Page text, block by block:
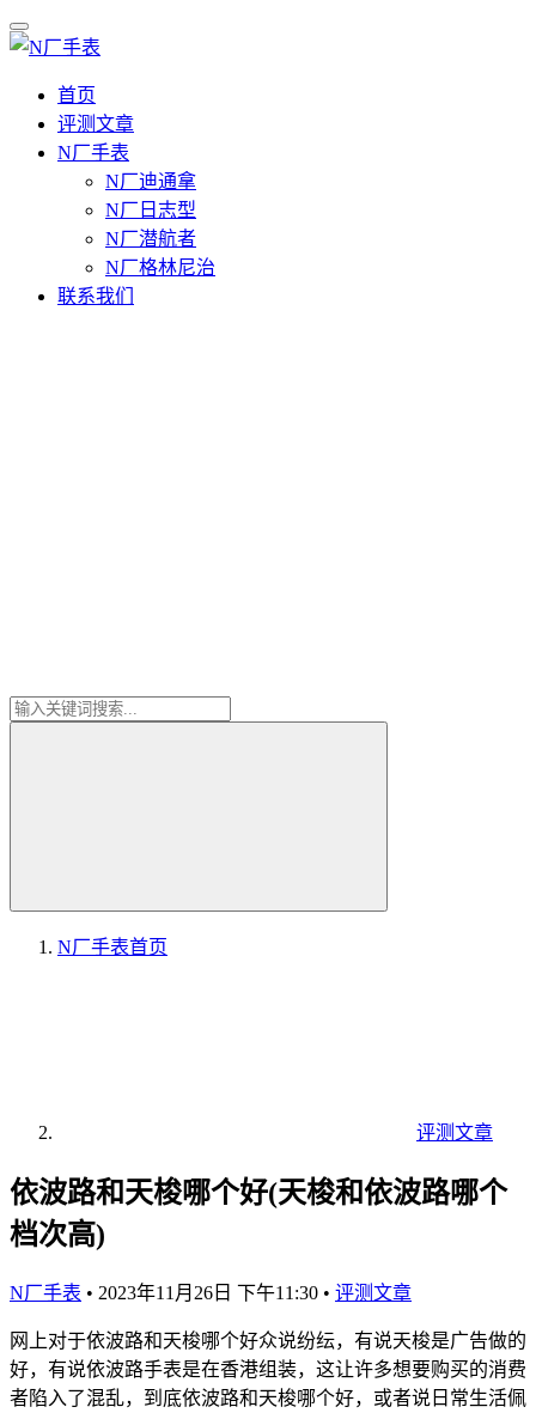
首页
评测文章
N厂手表
N厂迪通拿
N厂日志型
N厂潜航者
N厂格林尼治
联系我们
N厂手表首页
评测文章
依波路和天梭哪个好(天梭和依波路哪个
档次高)
N厂手表 • 2023年11月26日 下午11:30 • 评测文章
网上对于依波路和天梭哪个好众说纷纭，有说天梭是广告做的
好，有说依波路手表是在香港组装，这让许多想要购买的消费
者陷入了混乱，到底依波路和天梭哪个好，或者说日常生活佩